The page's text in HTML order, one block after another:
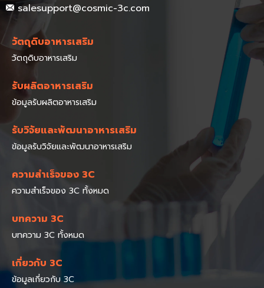
salesupport@cosmic-3c.com
วัตถุดิบอาหารเสริม
วัตถุดิบอาหารเสริม
รับผลิตอาหารเสริม
ข้อมูลรับผลิตอาหารเสริม
รับวิจัยและพัฒนาอาหารเสริม
ข้อมูลรับวิจัยและพัฒนาอาหารเสริม
ความสำเร็จของ 3C
ความสำเร็จของ 3C ทั้งหมด
บทความ 3C
บทความ 3C ทั้งหมด
เกี่ยวกับ 3C
ข้อมูลเกี่ยวกับ 3C